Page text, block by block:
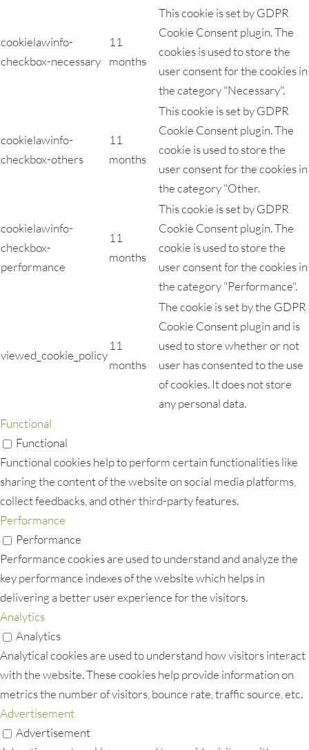
cookielawinfo-
checkbox-necessary
11
months
This cookie is set by GDPR
Cookie Consent plugin. The
cookies is used to store the
user consent for the cookies in
the category "Necessary".
cookielawinfo-
checkbox-others
11
months
This cookie is set by GDPR
Cookie Consent plugin. The
cookie is used to store the
user consent for the cookies in
the category "Other.
cookielawinfo-
checkbox-
performance
11
months
This cookie is set by GDPR
Cookie Consent plugin. The
cookie is used to store the
user consent for the cookies in
the category "Performance".
viewed_cookie_policy
11
months
The cookie is set by the GDPR
Cookie Consent plugin and is
used to store whether or not
user has consented to the use
of cookies. It does not store
any personal data.
Functional
Functional
Functional cookies help to perform certain functionalities like
sharing the content of the website on social media platforms,
collect feedbacks, and other third-party features.
Performance
Performance
Performance cookies are used to understand and analyze the
key performance indexes of the website which helps in
delivering a better user experience for the visitors.
Analytics
Analytics
Analytical cookies are used to understand how visitors interact
with the website. These cookies help provide information on
metrics the number of visitors, bounce rate, traffic source, etc.
Advertisement
Advertisement